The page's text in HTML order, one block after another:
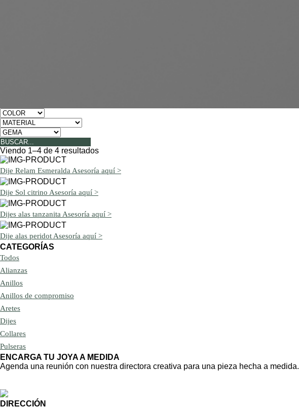
Viendo 1–4 de 4 resultados
Dije Relam Esmeralda Asesoría aquí >
Dije Sol citrino Asesoría aquí >
Dijes alas tanzanita Asesoría aquí >
Dije alas peridot Asesoría aquí >
CATEGORÍAS
Todos
Alianzas
Anillos
Anillos de compromiso
Aretes
Dijes
Collares
Pulseras
ENCARGA TU JOYA A MEDIDA
Agenda una reunión con nuestra directora creativa para una pieza hecha a medida.
DIRECCIÓN